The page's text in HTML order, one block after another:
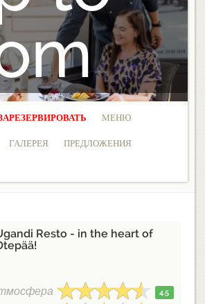
МЕНЮ
ГАЛЕРЕЯ ПРЕДЛОЖЕНИЯ
Resto - in the heart of
4.5